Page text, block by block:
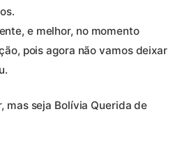
e melhor, no momento
pois agora não vamos deixar
mas seja Bolívia Querida de